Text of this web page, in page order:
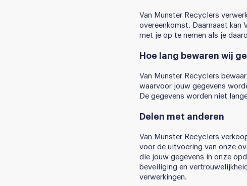
Van Munster Recyclers
overeenkomst. Daarnaast
met je op te nemen als je
Hoe lang bewaren wij
Van Munster Recyclers
waarvoor jouw gegevens
De gegevens worden niet
Delen met anderen
Van Munster Recyclers
voor de uitvoering van onze
die jouw gegevens in onze
beveiliging en
verwerkingen.